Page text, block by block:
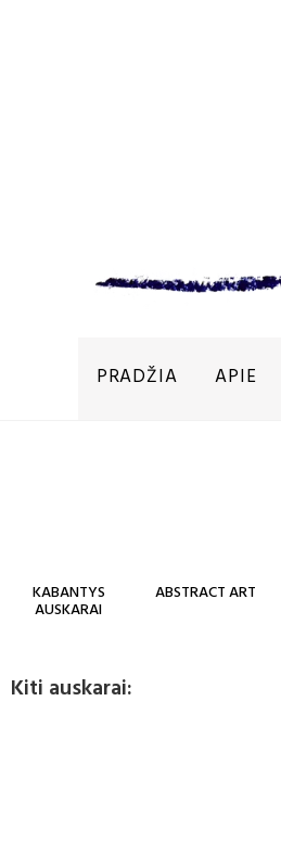
PRADŽIA APIE
KABANTYS
AUSKARAI
ABSTRACT ART
Kiti auskarai: